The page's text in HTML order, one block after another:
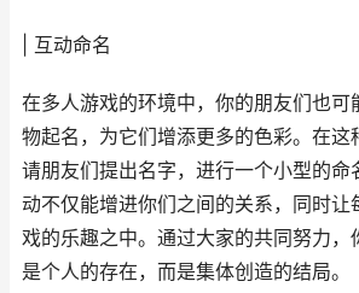
| 互动命名
在多人游戏的环境中，你的朋友们也可
物起名，为它们增添更多的色彩。在这
请朋友们提出名字，进行一个小型的命
动不仅能增进你们之间的关系，同时让
戏的乐趣之中。通过大家的共同努力，
是个人的存在，而是集体创造的结局。